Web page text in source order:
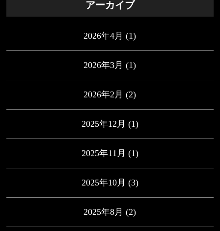
アーカイブ
2026年4月 (1)
2026年3月 (1)
2026年2月 (2)
2025年12月 (1)
2025年11月 (1)
2025年10月 (3)
2025年8月 (2)